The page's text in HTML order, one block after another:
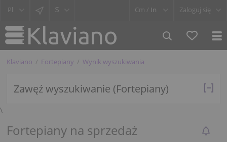
$ Cm / In Zaloguj się
Klaviano Fortepiany Wynik wyszukiwania
Zawęź wyszukiwanie (Fortepiany)
\
Fortepiany na sprzedaż